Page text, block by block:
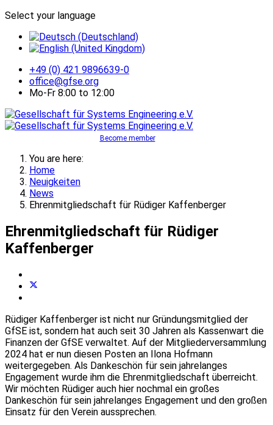
Select your language
+49 (0) 421 9896639-0
office@gfse.org
Mo-Fr 8:00 to 12:00
Become member
You are here:
Home
Neuigkeiten
News
Ehrenmitgliedschaft für Rüdiger Kaffenberger
Ehrenmitgliedschaft für Rüdiger
Kaffenberger
Rüdiger Kaffenberger ist nicht nur Gründungsmitglied der
GfSE ist, sondern hat auch seit 30 Jahren als Kassenwart die
Finanzen der GfSE verwaltet. Auf der Mitgliederversammlung
2024 hat er nun diesen Posten an Ilona Hofmann
weitergegeben. Als Dankeschön für sein jahrelanges
Engagement wurde ihm die Ehrenmitgliedschaft überreicht.
Wir möchten Rüdiger auch hier nochmal ein großes
Dankeschön für sein jahrelanges Engagement und den großen
Einsatz für den Verein aussprechen.